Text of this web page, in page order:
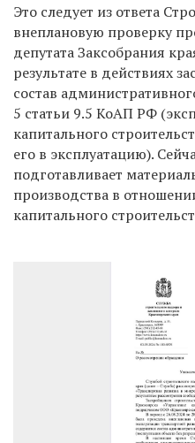
Это следует из ответа
внеплановую проверку
депутата Заксобрания
результате в действиях
состав
5 статьи 9.5 КоАП РФ (э
капитального
его в эксплуатацию).
подготавливает
производства в
капитального